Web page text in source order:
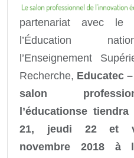
partenariat avec le
l’Éducation
l’Enseignement
Recherche, Educatec
salon
l’éducationse tiendra
21, jeudi 22 et
novembre 2018 à